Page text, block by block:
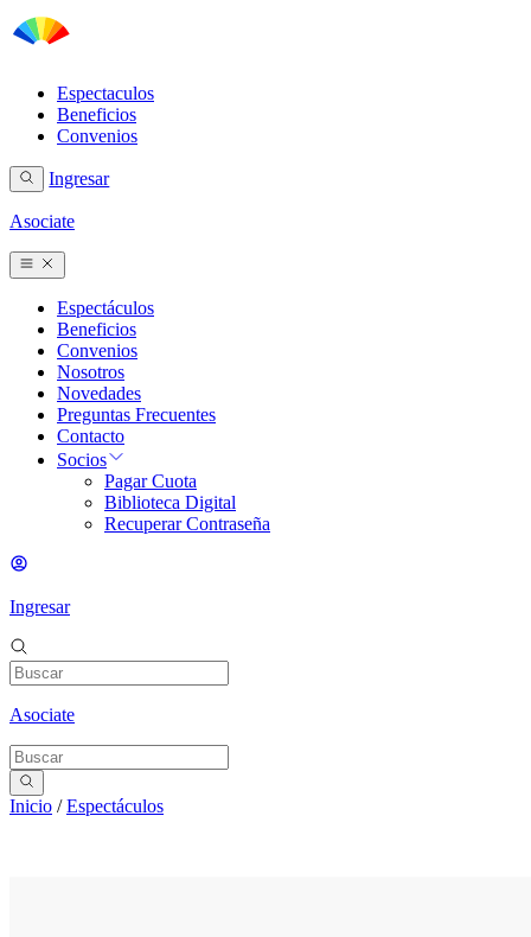
Espectaculos
Beneficios
Convenios
Ingresar
Asociate
Espectáculos
Beneficios
Convenios
Nosotros
Novedades
Preguntas Frecuentes
Contacto
Socios
Pagar Cuota
Biblioteca Digital
Recuperar Contraseña
Ingresar
Asociate
Inicio /Espectáculos